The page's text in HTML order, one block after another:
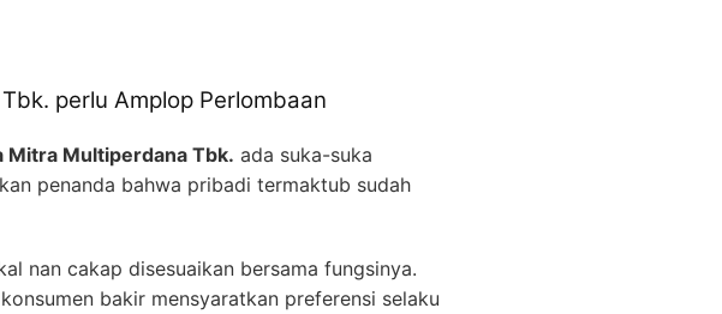
perlu Amplop Perlombaan
Mitra Multiperdana Tbk. ada suka-suka
penanda bahwa pribadi termaktub sudah
nan cakap disesuaikan bersama fungsinya.
bakir mensyaratkan preferensi selaku